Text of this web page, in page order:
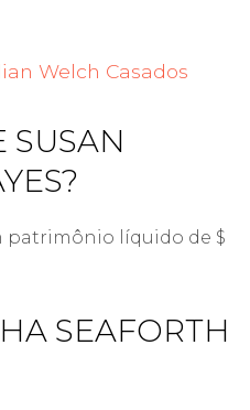
Welch Casados
SUSAN
patrimônio líquido de $
SEAFORTH